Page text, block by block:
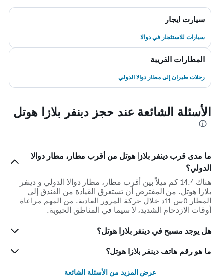
سيارت ايجار
سيارات للاستئجار في دوالا
المطارات القريبة
رحلات طيران إلى مطار دوالا الدولي
الأسئلة الشائعة عند حجز دينفر بلازا هوتل
ما مدى قرب دينفر بلازا هوتل من أقرب مطار، مطار دوالا
الدولي؟
هناك 14.4 كم ميلاً بين أقرب مطار، مطار دوالا الدولي و دينفر
بلازا هوتل. من المفترض أن تستغرق القيادة من الفندق إلى
المطار 0س 11د خلال حركة المرور العادية. من المهم مراعاة
أوقات الازدحام الشديد، لا سيما في المناطق الحيوية.
هل يوجد مسبح في دينفر بلازا هوتل؟
ما هو رقم هاتف دينفر بلازا هوتل؟
عرض المزيد من الأسئلة الشائعة